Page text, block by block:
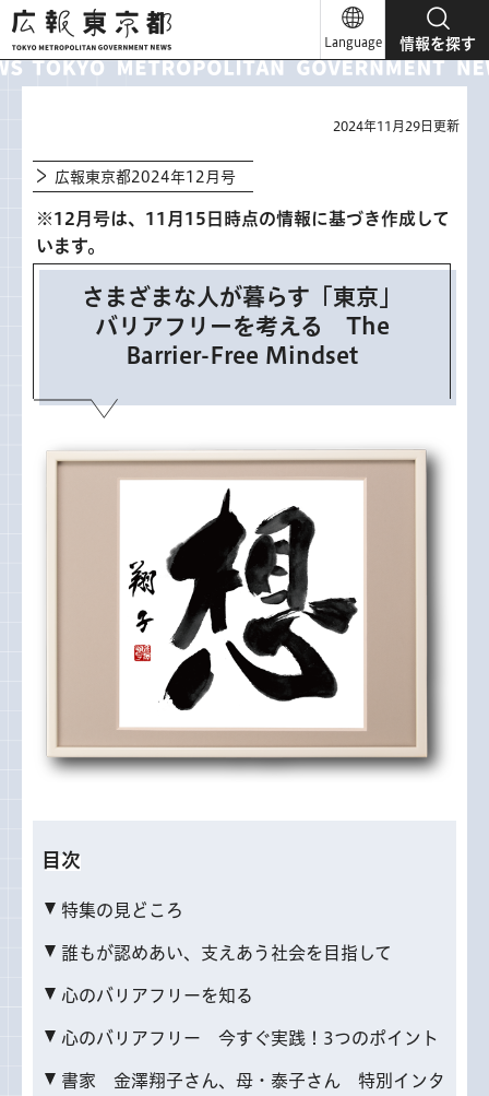
広報東京都
Language 情報を探す
2024年11月29日更新
広報東京都2024年12月号
※12月号は、11月15日時点の情報に基づき作成して
います。
さまざまな人が暮らす「東京」
バリアフリーを考える The
Barrier-Free Mindset
目次
特集の見どころ
誰もが認めあい、支えあう社会を目指して
心のバリアフリーを知る
心のバリアフリー 今すぐ実践！3つのポイント
書家 金澤翔子さん、母・泰子さん 特別インタ